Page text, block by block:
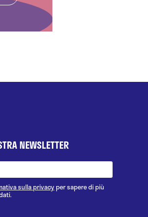
NEWSLETTER
sulla privacy per sapere di più